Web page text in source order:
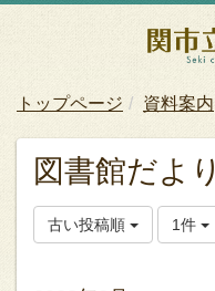
トップページ 資料案内
図書館だより
古い投稿順 1件